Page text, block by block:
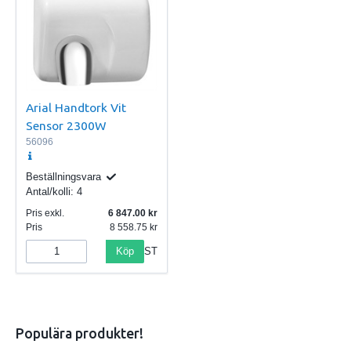
Arial Handtork Vit
Sensor 2300W
56096
Beställningsvara
Antal/kolli: 4
Pris exkl.
6 847.00
Pris
8 558.75
Köp ST
Populära produkter!